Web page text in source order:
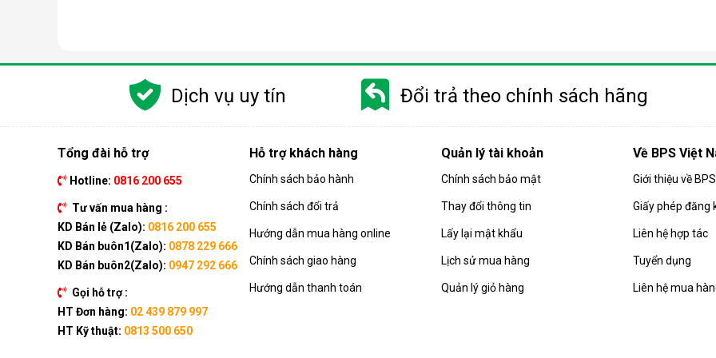
Nguyên lý hoạt động của máy lọc nước RO
Công nghệ RO dựa trên quá trình thẩm thấu ngược, trong đó nước được ép qua một màng lọc bán thấm nhờ áp lực
đi qua, giữ lại gần như hoàn toàn tạp chất, vi khuẩn, virus, chất rắn hòa tan hay kim loại nặng.
Quá trình này đòi hỏi nguồn nước phải được đẩy lên áp suất cao hơn áp suất thẩm thấu tự nhiên, nhờ bơm tăng áp
gần như đạt độ tinh khiết tối đa, đáp ứng tiêu chuẩn nước uống trực tiếp.
Điều đặc biệt của công nghệ này là khả năng loại bỏ đến 99,9% các chất ô nhiễm, giúp bạn an tâm hơn khi sử dụng
nước giếng khoan.
, thì lọc nước theo công nghệ thẩm thấu ngược RO vẫn vượt trội hơn
Dịch vụ uy tín Đổi trả theo chính sách hãng
Tổng đài hỗ trợ
Hotline: 0816 200 655
Tư vấn mua hàng :
KD Bán lẻ (Zalo): 0816 200 655
KD Bán buôn1(Zalo): 0878 229 666
KD Bán buôn2(Zalo): 0947 292 666
Gọi hỗ trợ :
HT Đơn hàng: 02 439 879 997
HT Kỹ thuật: 0813 500 650
Hỗ trợ khách hàng
Chính sách bảo hành
Chính sách đổi trả
Hướng dẫn mua hàng online
Chính sách giao hàng
Hướng dẫn thanh toán
Quản lý tài khoản
Chính sách bảo mật
Thay đổi thông tin
Lấy lại mật khẩu
Lịch sử mua hàng
Quản lý giỏ hàng
Về BPS Việt
Giới thiệu về
Giấy phép đăng
Liên hệ hợp tác
Tuyển dụng
Liên hệ mua